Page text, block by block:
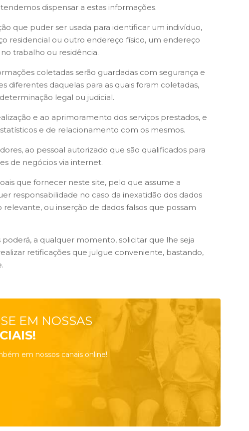
dispensar a estas informações.
que puder ser usada para identificar um indivíduo,
residencial ou outro endereço físico, um endereço
trabalho ou residência.
coletadas serão guardadas com segurança e
diferentes daquelas para as quais foram coletadas,
legal ou judicial.
e ao aprimoramento dos serviços prestados, e
e de relacionamento com os mesmos.
ao pessoal autorizado que são qualificados para
de negócios via internet.
que fornecer neste site, pelo que assume a
responsabilidade no caso da inexatidão dos dados
ou inserção de dados falsos que possam
a qualquer momento, solicitar que lhe seja
retificações que julgue conveniente, bastando,
EM NOSSAS
em nossos canais online!